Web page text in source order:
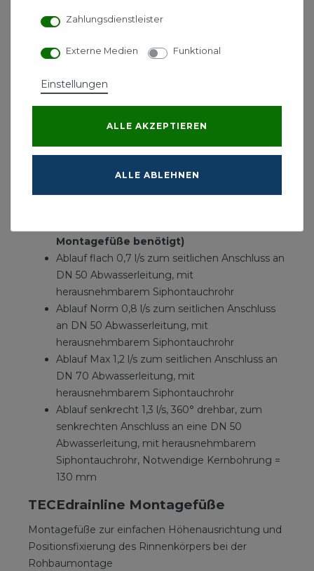
Tauchrohrdichtung
Designrost Basic
Rinnenkörper
belastbar nach Belastungsklasse K3 - Prüflast
TECEdrainline Abläufe
Ablauf superflach 0,5L/s zum seitlichen
Montagefüße benötigt)
Ablauf flach 0,7 l/s zum seitlichen Anschluss an
DN 50 Abwasserleitung, mit
herausnehmbarem Siphontauchrohr
Ablauf Norm 0,8 l/s zum seitlichen Anschluss
an DN 50 Abwasserleitung, mit
herausnehmbarem Siphontauchrohr
Ablauf Max 1,2 l/s zum seitlichen Anschluss an
DN 70 Abwasserleitung, mit
herausnehmbarem Siphontauchrohr
Ablauf senkrecht 1,3 l/s, 360° drehbar, zum
senkrechten Anschluss an eine DN 50
Abwasserleitung, mit herausnehmbarem
Siphontauchrohr, Notwendige Kernbohrung =
130 mm
TECEdrainline Montagefüße
Montagefüße zur einfachen Höhenausrichtung und
Positionsfixierung des Rinnenkörpers bei der
Rohbaumontage
Zahlungsdienstleister
Externe Medien Funktional
Einstellungen
ALLE AKZEPTIEREN
ALLE ABLEHNEN